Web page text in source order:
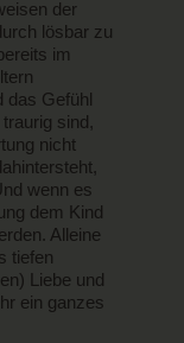
der
lösbar zu
im
das Gefühl
sind,
nicht
wenn es
dem Kind
Alleine
tiefen
Liebe und
ein ganzes